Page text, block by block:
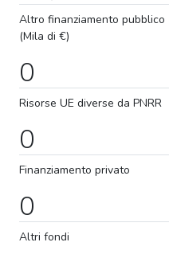
Altro finanziamento pubblico
(Mila di €)
0
Risorse UE diverse da PNRR
0
Finanziamento privato
0
Altri fondi